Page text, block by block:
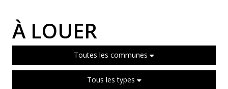
À LOUER
Toutes les communes
Tous les types